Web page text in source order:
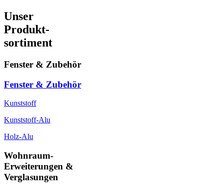
Unser
Produkt-
sortiment
Fenster & Zubehör
Fenster & Zubehör
Kunststoff
Kunststoff-Alu
Holz-Alu
Wohnraum-
Erweiterungen &
Verglasungen